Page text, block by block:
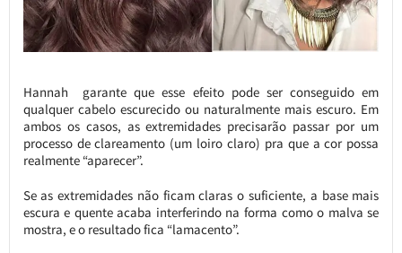
Hannah garante que esse efeito pode ser conseguido em
qualquer cabelo escurecido ou naturalmente mais escuro. Em
ambos os casos, as extremidades precisarão passar por um
processo de clareamento (um loiro claro) pra que a cor possa
realmente “aparecer”.
Se as extremidades não ficam claras o suficiente, a base mais
escura e quente acaba interferindo na forma como o malva se
mostra, e o resultado fica “lamacento”.